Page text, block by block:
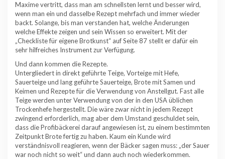
Maxime vertritt, dass man am schnellsten lernt und besser wird,
wenn man ein und dasselbe Rezept mehrfach und immer wieder
backt. Solange, bis man verstanden hat, welche Änderungen
welche Effekte zeigen und sein Wissen so erweitert. Mit der
„Checkliste für eigene Brotkunst“ auf Seite 87 stellt er dafür ein
sehr hilfreiches Instrument zur Verfügung.
Und dann kommen die Rezepte.
Untergliedert in direkt geführte Teige, Vorteige mit Hefe,
Sauerteige und lang geführte Sauerteige, Brote mit Samen und
Keimen und Rezepte für die Verwendung von Anstellgut. Fast alle
Teige werden unter Verwendung von der in den USA üblichen
Trockenhefe hergestellt. Die wäre zwar nicht in jedem Rezept
zwingend erforderlich, mag aber dem Umstand geschuldet sein,
dass die Profibäckerei darauf angewiesen ist, zu einem bestimmten
Zeitpunkt Brote fertig zu haben. Kaum ein Kunde wird
verständnisvoll reagieren, wenn der Bäcker sagen muss: „der Sauer
war noch nicht so weit“ und dann auch noch wiederkommen.